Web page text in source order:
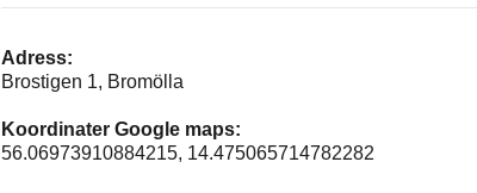
Adress:
Brostigen 1, Bromölla
Koordinater Google maps:
56.06973910884215, 14.475065714782282